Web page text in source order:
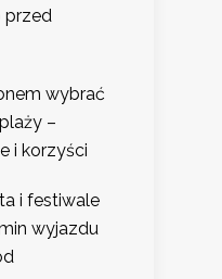
przed
wybrać
–
i korzyści
i festiwale
wyjazdu